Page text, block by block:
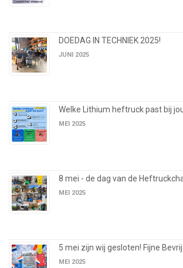
DOEDAG IN TECHNIEK 2025!
JUNI 2025
Welke Lithium heftruck past bij
MEI 2025
8 mei - de dag van de
MEI 2025
5 mei zijn wij gesloten! Fijne
MEI 2025